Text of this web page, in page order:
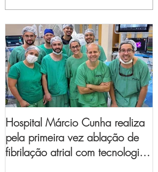
Hospital Márcio Cunha realiza
pela primeira vez ablação de
fibrilação atrial com tecnologia